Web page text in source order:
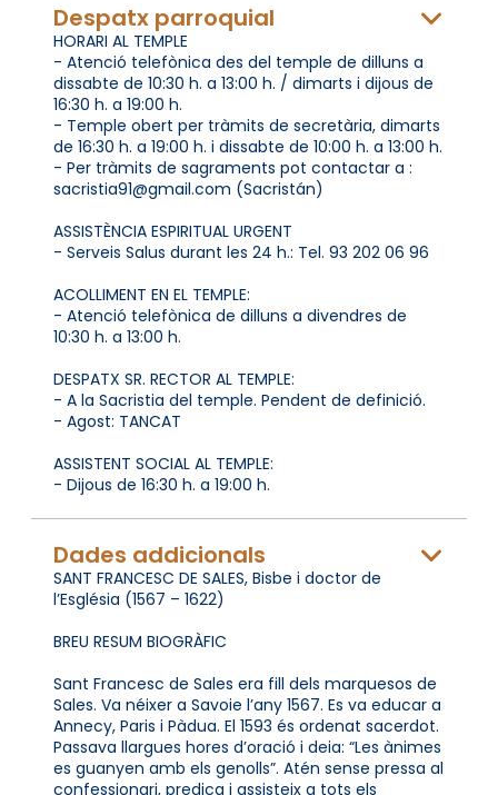
Despatx parroquial
HORARI AL TEMPLE
- Atenció telefònica des del temple de dilluns a
dissabte de 10:30 h. a 13:00 h. / dimarts i dijous de
16:30 h. a 19:00 h.
- Temple obert per tràmits de secretària, dimarts
de 16:30 h. a 19:00 h. i dissabte de 10:00 h. a 13:00 h.
- Per tràmits de sagraments pot contactar a :
sacristia91@gmail.com (Sacristán)
ASSISTÈNCIA ESPIRITUAL URGENT
- Serveis Salus durant les 24 h.: Tel. 93 202 06 96
ACOLLIMENT EN EL TEMPLE:
- Atenció telefònica de dilluns a divendres de
10:30 h. a 13:00 h.
DESPATX SR. RECTOR AL TEMPLE:
- A la Sacristia del temple. Pendent de definició.
- Agost: TANCAT
ASSISTENT SOCIAL AL TEMPLE:
- Dijous de 16:30 h. a 19:00 h.
Dades addicionals
SANT FRANCESC DE SALES, Bisbe i doctor de
l’Església (1567 – 1622)
BREU RESUM BIOGRÀFIC
Sant Francesc de Sales era fill dels marquesos de
Sales. Va néixer a Savoie l’any 1567. Es va educar a
Annecy, Paris i Pàdua. El 1593 és ordenat sacerdot.
Passava llargues hores d’oració i deia: “Les ànimes
es guanyen amb els genolls”. Atén sense pressa al
confessionari, predica i assisteix a tots els